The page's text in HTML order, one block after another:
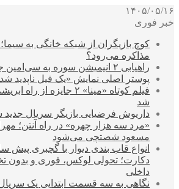
۱۴۰۵/۰۵/۱۶
خبر فوری
کوچ بازیگران از شبکه خانگی به
مذاکره می‌رود؟
راهیابی ۲ انیمیشن سوره به سی‌امین جشنواره فیلم رود آیلند
پوستر اصلی نمایش «یک فیل ناپدید
فیلم کوتاه «مینا» ۲
شد
داریوش فرضیایی بازیگر سریال جدید
«مرد سه هزار چهره» در راه آنتن؛
مسعود شصتچی می‌شود
انواع قاب بندی دیوار با گچبری پیش
دکارت؛ تحولی لوکس، فوری و بدون
داخلی
نگاهی به سه قسمت ابتدایی یک